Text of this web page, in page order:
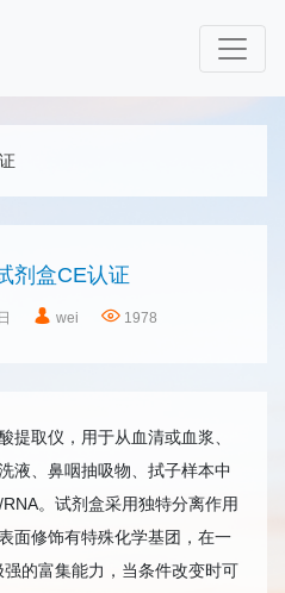
剂盒CE认证
wei 1978
提取仪，用于从血清或血浆、
液、鼻咽抽吸物、拭子样本中
。试剂盒采用独特分离作用
面修饰有特殊化学基团，在一
的富集能力，当条件改变时可